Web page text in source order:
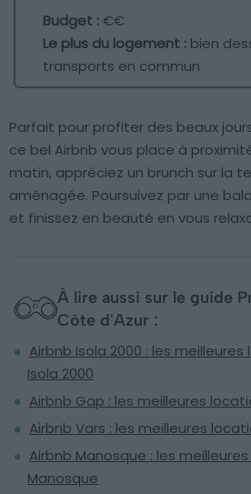
Budget :€€
Le plus du logement : bien
transports en commun
Parfait pour profiter des beaux
ce bel Airbnb vous place à
matin, appréciez un brunch sur la
aménagée. Poursuivez par une
et finissez en beauté en vous
À lire aussi sur le guide
Côte d'Azur :
Airbnb Isola 2000 : les
Isola 2000
Airbnb Gap : les meilleures
Airbnb Vars : les meilleures
Airbnb Manosque : les
Manosque